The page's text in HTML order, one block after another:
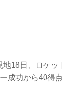
18日、ロケ
成功から40得